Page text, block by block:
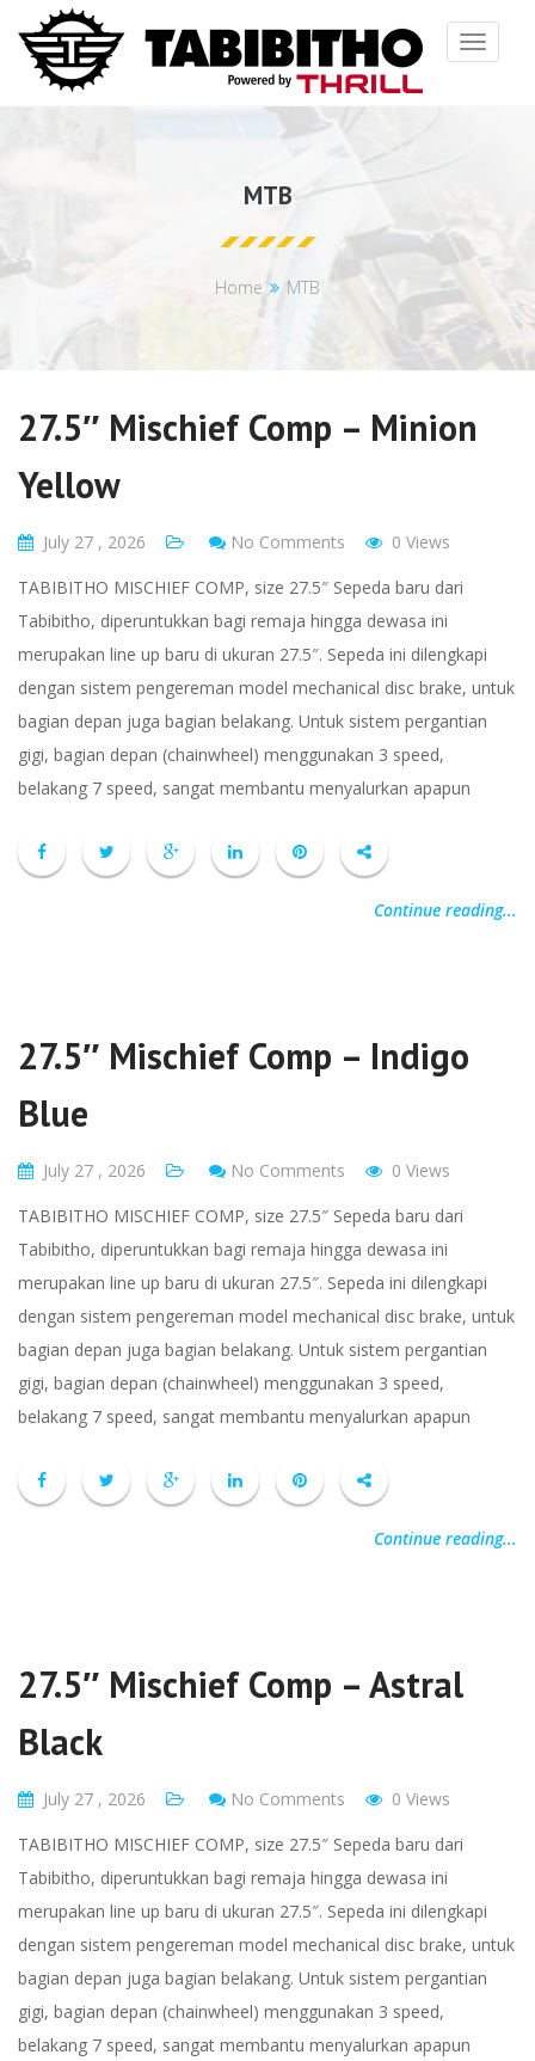
Toggle
MTB
Home MTB
27.5″ Mischief Comp – Minion
Yellow
July 27 , 2026 No Comments
0 Views
TABIBITHO MISCHIEF COMP, size 27.5″ Sepeda baru dari
Tabibitho, diperuntukkan bagi remaja hingga dewasa ini
merupakan line up baru di ukuran 27.5″. Sepeda ini dilengkapi
dengan sistem pengereman model mechanical disc brake, untuk
bagian depan juga bagian belakang. Untuk sistem pergantian
gigi, bagian depan (chainwheel) menggunakan 3 speed,
belakang 7 speed, sangat membantu menyalurkan apapun
Continue reading...
27.5″ Mischief Comp – Indigo
Blue
July 27 , 2026 No Comments
0 Views
TABIBITHO MISCHIEF COMP, size 27.5″ Sepeda baru dari
Tabibitho, diperuntukkan bagi remaja hingga dewasa ini
merupakan line up baru di ukuran 27.5″. Sepeda ini dilengkapi
dengan sistem pengereman model mechanical disc brake, untuk
bagian depan juga bagian belakang. Untuk sistem pergantian
gigi, bagian depan (chainwheel) menggunakan 3 speed,
belakang 7 speed, sangat membantu menyalurkan apapun
Continue reading...
27.5″ Mischief Comp – Astral
Black
July 27 , 2026 No Comments
0 Views
TABIBITHO MISCHIEF COMP, size 27.5″ Sepeda baru dari
Tabibitho, diperuntukkan bagi remaja hingga dewasa ini
merupakan line up baru di ukuran 27.5″. Sepeda ini dilengkapi
dengan sistem pengereman model mechanical disc brake, untuk
bagian depan juga bagian belakang. Untuk sistem pergantian
gigi, bagian depan (chainwheel) menggunakan 3 speed,
belakang 7 speed, sangat membantu menyalurkan apapun